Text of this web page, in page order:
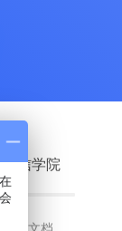
织信学院
开发文档